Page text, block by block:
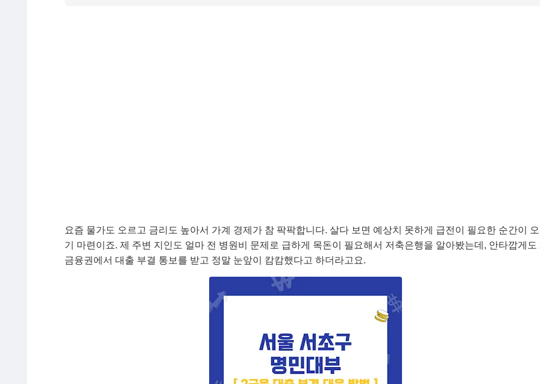
요즘 물가도 오르고 금리도 높아서 가계 경제가 참 팍팍합니다. 살다 보면 예상치 못하게 급전이 필요한 순간이 오
기 마련이죠. 제 주변 지인도 얼마 전 병원비 문제로 급하게 목돈이 필요해서 저축은행을 알아봤는데, 안타깝게도
금융권에서 대출 부결 통보를 받고 정말 눈앞이 캄캄했다고 하더라고요.